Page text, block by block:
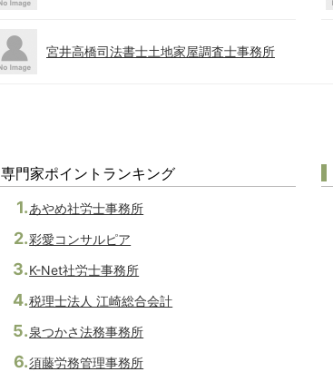
宮井高橋司法書士土地家屋調査士事務所
専門家ポイントランキング
あやめ社労士事務所
彩愛コンサルピア
K-Net社労士事務所
税理士法人 江崎総合会計
泉つかさ法務事務所
須藤労務管理事務所